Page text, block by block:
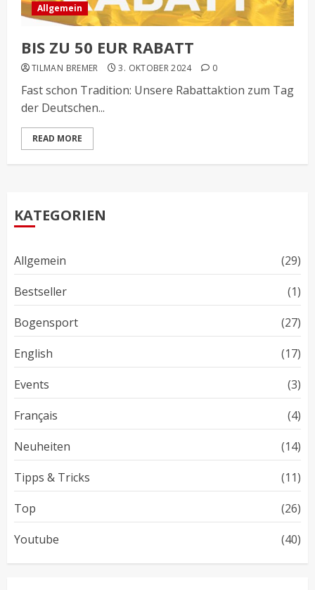
Allgemein
BIS ZU 50 EUR RABATT
TILMAN BREMER 3. OKTOBER 2024 0
Fast schon Tradition: Unsere Rabattaktion zum Tag
der Deutschen...
READ MORE
KATEGORIEN
Allgemein
(29)
Bestseller
(1)
Bogensport
(27)
English
(17)
Events
(3)
Français
(4)
Neuheiten
(14)
Tipps & Tricks
(11)
Top
(26)
Youtube
(40)